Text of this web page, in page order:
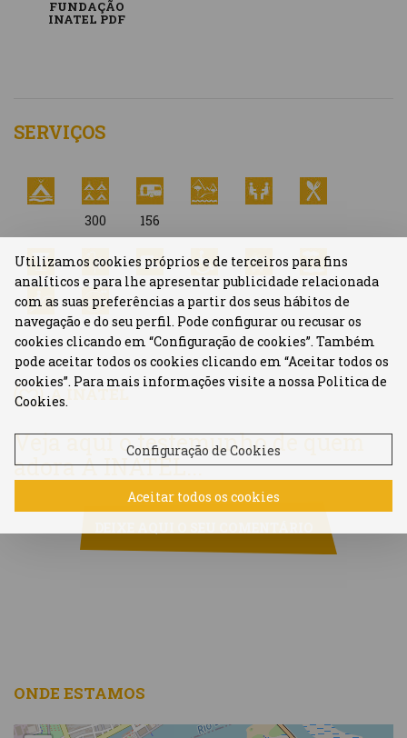
FUNDAÇÃO
INATEL PDF
SERVIÇOS
300 156
A INATEL
Veja aqui o testemunho de quem
adora A INATEL...
ONDE ESTAMOS
Utilizamos cookies próprios e de terceiros para fins
analíticos e para lhe apresentar publicidade relacionada
com as suas preferências a partir dos seus hábitos de
navegação e do seu perfil. Pode configurar ou recusar os
cookies clicando em “Configuração de cookies”. Também
pode aceitar todos os cookies clicando em “Aceitar todos os
cookies”. Para mais informações visite a nossa Politica de
Cookies.
Configuração de Cookies
Aceitar todos os cookies